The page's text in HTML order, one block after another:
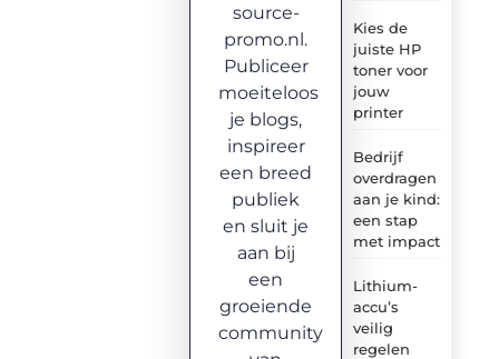
Kies de
juiste HP
toner voor
jouw
printer
Bedrijf
overdragen
aan je kind:
een stap
met impact
Lithium-
accu’s
veilig
regelen
source-
promo.nl.
Publiceer
moeiteloos
je blogs,
inspireer
een breed
publiek
en sluit je
aan bij
een
groeiende
community